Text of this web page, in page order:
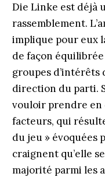
Die Linke est déjà
rassemblement.
implique pour eux
de façon
groupes d’intérêts
direction du parti.
vouloir prendre en
facteurs, qui
du jeu » évoquées
craignent qu’elle
majorité parmi les